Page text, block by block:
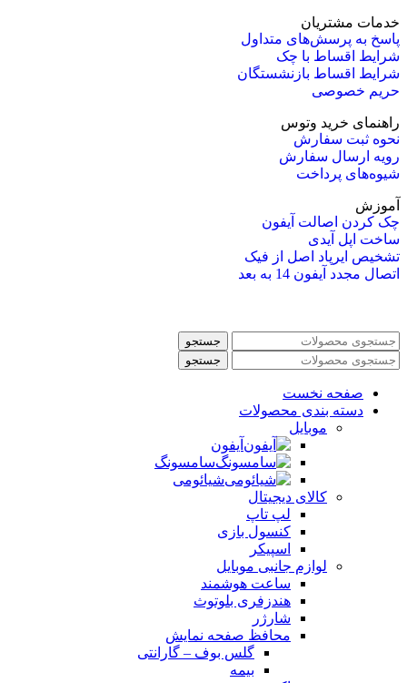
خدمات مشتریان
پاسخ به پرسش‌های متداول
شرایط اقساط با چک
شرایط اقساط بازنشستگان
حریم خصوصی
راهنمای خرید وتوس
نحوه ثبت سفارش
رویه ارسال سفارش
شیوه‌های پرداخت
آموزش
چک کردن اصالت آیفون
ساخت اپل آیدی
تشخیص ایرپاد اصل از فیک
اتصال مجدد آیفون 14 به بعد
جستجو
جستجو
صفحه نخست
دسته بندی محصولات
موبایل
آیفون
سامسونگ
شیائومی
کالای دیجیتال
لپ تاپ
کنسول بازی
اسپیکر
لوازم جانبی موبایل
ساعت هوشمند
هندزفری بلوتوث
شارژر
محافظ صفحه نمایش
گلس بوف – گارانتی
بیمه